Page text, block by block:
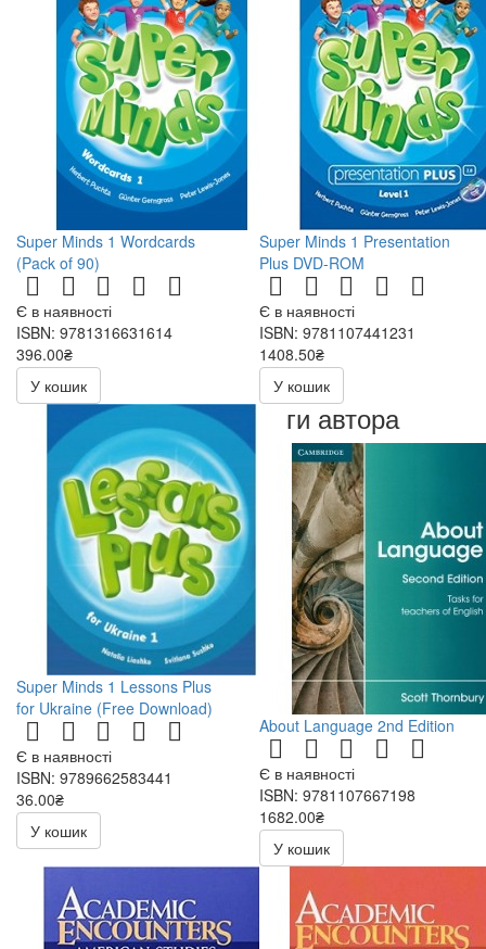
Super Minds 1 Wordcards
(Pack of 90)
Є в наявності
ISBN: 9781316631614
396.00₴
792.00₴
У кошик
Super Minds 1 Presentation
Plus DVD-ROM
Є в наявності
ISBN: 9781107441231
1408.50₴
2817.00₴
У кошик
Super Minds 1 Lessons Plus
for Ukraine (Free Download)
Є в наявності
ISBN: 9789662583441
36.00₴
72.00₴
У кошик
Книги автора
About Language 2nd Edition
Є в наявності
ISBN: 9781107667198
1682.00₴
У кошик